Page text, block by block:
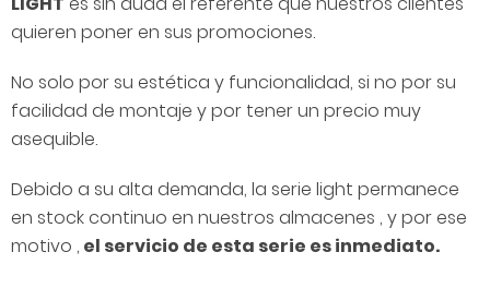
quieren poner en sus promociones.
No solo por su estética y funcionalidad, si no por su
facilidad de montaje y por tener un precio muy
asequible.
Debido a su alta demanda, la serie light permanece
en stock continuo en nuestros almacenes , y por ese
motivo , el servicio de esta serie es inmediato.